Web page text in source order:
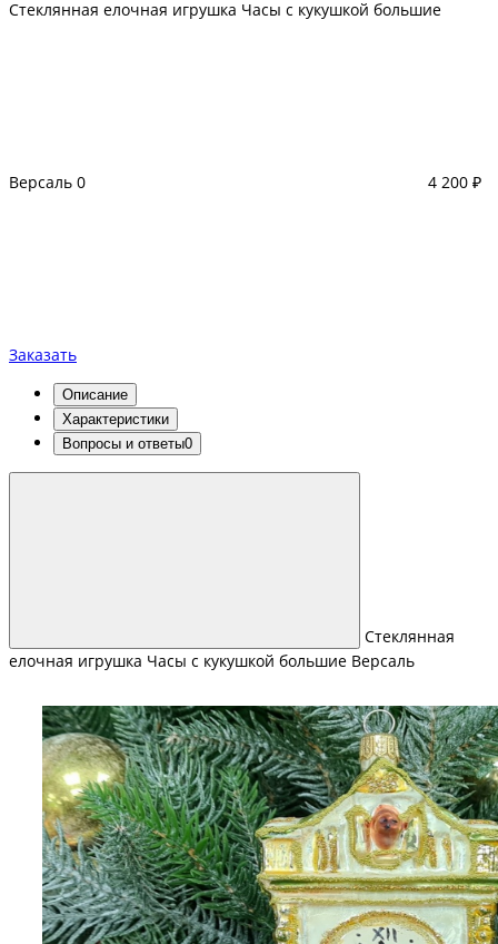
Стеклянная елочная игрушка Часы с кукушкой большие
Версаль 0 4 200 ₽
Заказать
Описание
Характеристики
Вопросы и ответы0
Стеклянная
елочная игрушка Часы с кукушкой большие Версаль